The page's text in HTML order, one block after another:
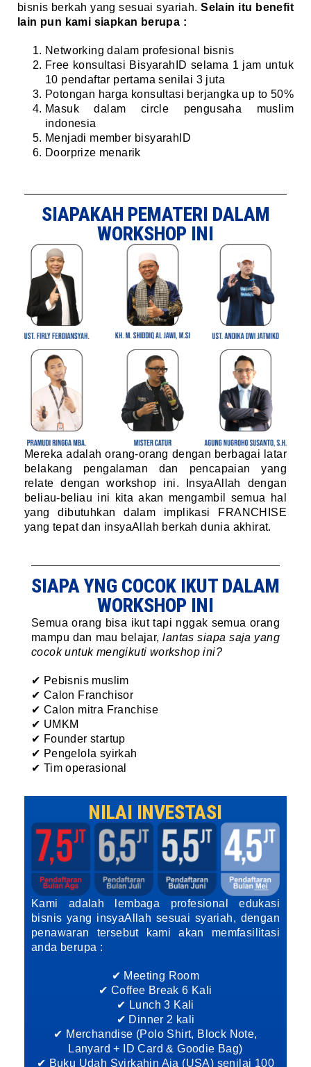
bisnis berkah yang sesuai syariah.Selain itu benefit
lain pun kami siapkan berupa :
Networking dalam profesional bisnis
Free konsultasi BisyarahID selama 1 jam untuk
10 pendaftar pertama senilai 3 juta
Potongan harga konsultasi berjangka up to 50%
Masuk dalam circle pengusaha muslim
indonesia
Menjadi member bisyarahID
Doorprize menarik
SIAPAKAH PEMATERI DALAM
WORKSHOP INI
Mereka adalah orang-orang dengan berbagai latar
belakang pengalaman dan pencapaian yang
relate dengan workshop ini. InsyaAllah dengan
beliau-beliau ini kita akan mengambil semua hal
yang dibutuhkan dalam implikasi FRANCHISE
yang tepat dan insyaAllah berkah dunia akhirat.
SIAPA YNG COCOK IKUT DALAM
WORKSHOP INI
Semua orang bisa ikut tapi nggak semua orang
mampu dan mau belajar,lantas siapa saja yang
cocok untuk mengikuti workshop ini?
✔ Pebisnis muslim
✔ Calon Franchisor
✔ Calon mitra Franchise
✔ UMKM
✔ Founder startup
✔ Pengelola syirkah
✔ Tim operasional
NILAI INVESTASI
Kami adalah lembaga profesional edukasi
bisnis yang insyaAllah sesuai syariah, dengan
penawaran tersebut kami akan memfasilitasi
anda berupa :
✔ Meeting Room
✔ Coffee Break 6 Kali
✔ Lunch 3 Kali
✔ Dinner 2 kali
✔ Merchandise (Polo Shirt, Block Note,
Lanyard + ID Card & Goodie Bag)
✔ Buku Udah Syirkahin Aja (USA) senilai 100